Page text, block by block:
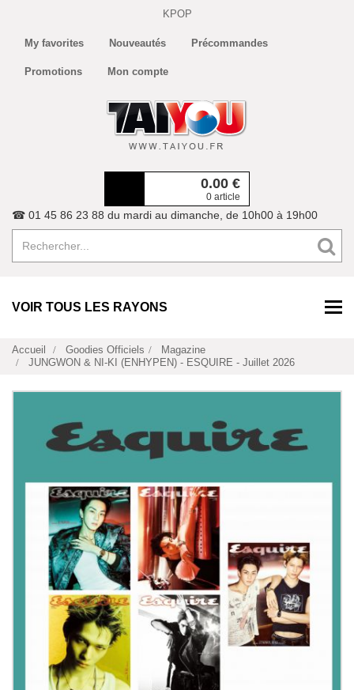
KPOP
My favorites Nouveautés Précommandes
Promotions Mon compte
0.00 €
0 article
☎ 01 45 86 23 88 du mardi au dimanche, de 10h00 à 19h00
VOIR TOUS LES RAYONS
Accueil Goodies Officiels
Magazine
JUNGWON & NI-KI (ENHYPEN) - ESQUIRE - Juillet 2026